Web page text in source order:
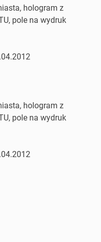
hologram z
pole na wydruk
hologram z
pole na wydruk